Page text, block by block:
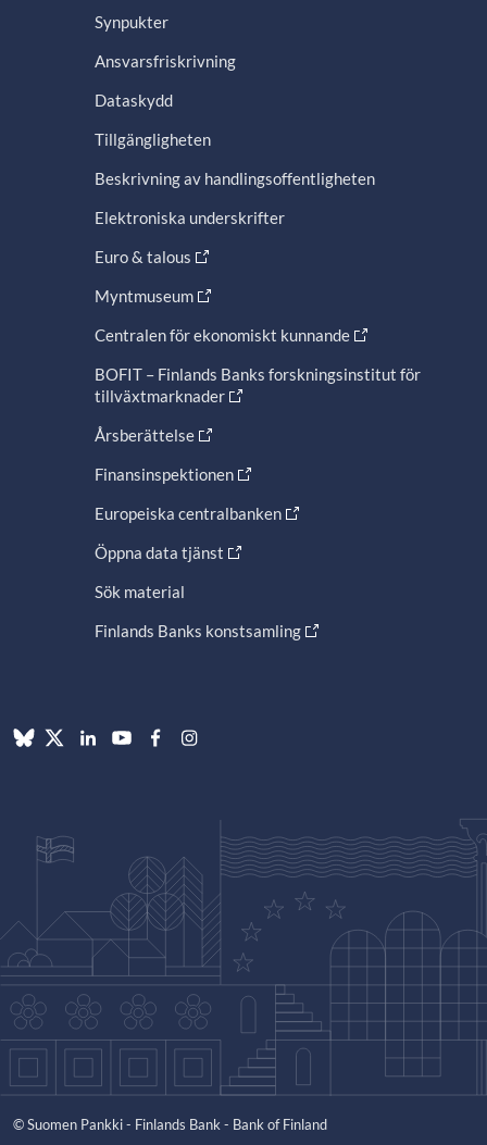
Synpukter
Ansvarsfriskrivning
Dataskydd
Tillgängligheten
Beskrivning av handlingsoffentligheten
Elektroniska underskrifter
Euro & talous
Myntmuseum
Centralen för ekonomiskt kunnande
BOFIT – Finlands Banks forskningsinstitut för
tillväxtmarknader
Årsberättelse
Finansinspektionen
Europeiska centralbanken
Öppna data tjänst
Sök material
Finlands Banks konstsamling
© Suomen Pankki - Finlands Bank - Bank of Finland